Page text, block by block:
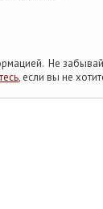
Не
, если вы не